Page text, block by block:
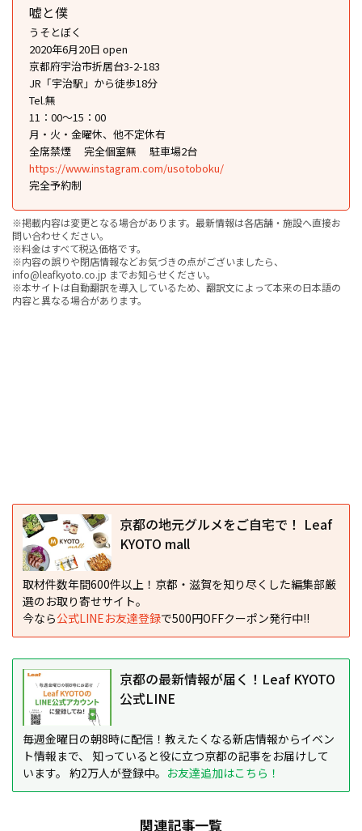
嘘と僕
うそとぼく
2020年6月20日 open
京都府宇治市折居台3-2-183
JR「宇治駅」から徒歩18分
Tel.無
11：00～15：00
月・火・金曜休、他不定休有
全席禁煙
完全個室無
駐車場2台
https://www.instagram.com/usotoboku/
完全予約制
※掲載内容は変更となる場合があります。最新情報は各店舗・施設へ直接お
問い合わせください。
※料金はすべて税込価格です。
※内容の誤りや閉店情報などお気づきの点がございましたら、
info@leafkyoto.co.jp までお知らせください。
※本サイトは自動翻訳を導入しているため、翻訳文によって本来の日本語の
内容と異なる場合があります。
京都の地元グルメをご自宅で！ Leaf
KYOTO mall
取材件数年間600件以上！京都・滋賀を知り尽くした編集部厳
選のお取り寄せサイト。
今なら公式LINEお友達登録で500円OFFクーポン発行中!!
京都の最新情報が届く！Leaf KYOTO
公式LINE
毎週金曜日の朝8時に配信！教えたくなる新店情報からイベン
ト情報まで、 知っていると役に立つ京都の記事をお届けして
います。 約2万人が登録中。 お友達追加はこちら！
関連記事一覧